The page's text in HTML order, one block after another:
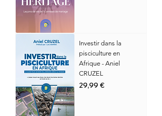
Investir dans la
pisciculture en
Afrique - Aniel
CRUZEL
Prix
29,99 €